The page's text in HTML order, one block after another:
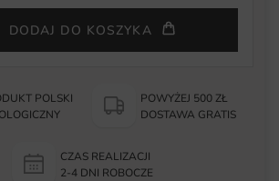
DODAJ DO KOSZYKA
POLSKI
POWYŻEJ 500 ZŁ
DOSTAWA GRATIS
CZAS REALIZACJI
2-4 DNI ROBOCZE